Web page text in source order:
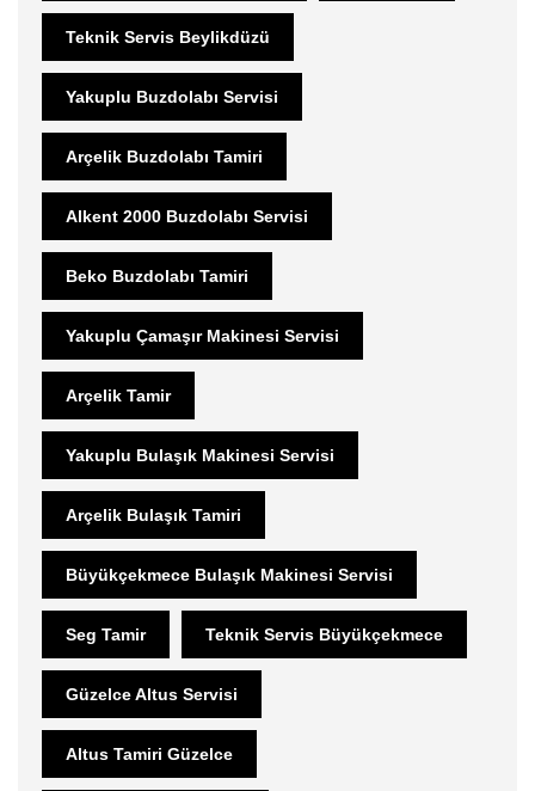
Teknik Servis Beylikdüzü
Yakuplu Buzdolabı Servisi
Arçelik Buzdolabı Tamiri
Alkent 2000 Buzdolabı Servisi
Beko Buzdolabı Tamiri
Yakuplu Çamaşır Makinesi Servisi
Arçelik Tamir
Yakuplu Bulaşık Makinesi Servisi
Arçelik Bulaşık Tamiri
Büyükçekmece Bulaşık Makinesi Servisi
Seg Tamir Teknik Servis Büyükçekmece
Güzelce Altus Servisi
Altus Tamiri Güzelce